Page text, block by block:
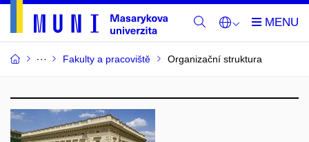
Fakulty a pracoviště Organizační struktura